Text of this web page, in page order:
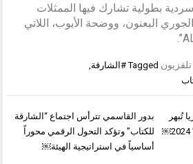
بطولية تشارك فيها الممثلات
البعنون، ووضحة الأيوب، اللاتي
Tagged #الشارقة
بدور القاسمي تترأس اجتماع “الشارقة
للكتاب” وتؤكد التحول الرقمي محوراً
أساسياً في استراتيجية الهيئة￼
تُبهر